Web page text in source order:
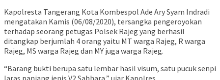
Kapolresta Tangerang Kota Kombespol Ade Ary Syam Indradi
mengatakan Kamis (06/08/2020), tersangka pengeroyokan
terhadap seorang petugas Polsek Rajeg yang berhasil
ditangkap berjumlah 4 orang yaitu MT warga Rajeg, R warga
Rajeg, MS warga Rajeg dan MY juga warga Rajeg.
“Barang bukti berupa satu lembar hasil visum, satu pucuk senpi